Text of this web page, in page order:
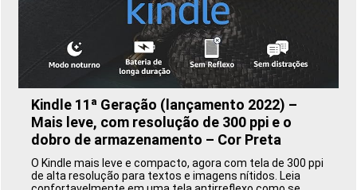
Kindle 11ª Geração (lançamento 2022) –
Mais leve, com resolução de 300 ppi e o
dobro de armazenamento – Cor Preta
O Kindle mais leve e compacto, agora com tela de 300 ppi
de alta resolução para textos e imagens nítidos. Leia